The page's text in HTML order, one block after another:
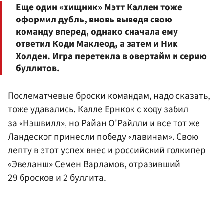
Еще один «хищник»Мэтт Каллентоже
оформил дубль, вновь выведя свою
команду вперед, однако сначала ему
ответил Коди Маклеод, а затем и Ник
Холден. Игра перетекла в овертайм и серию
буллитов.
Послематчевые броски командам, надо сказать,
тоже удавались. Калле Ернкок с ходу забил
за «Нэшвилл», ноРайан О'Райллии все тот же
Ландеског принесли победу «лавинам». Свою
лепту в этот успех внес и российский голкипер
«Эвеланш»Семен Варламов, отразивший
29 бросков и 2 буллита.